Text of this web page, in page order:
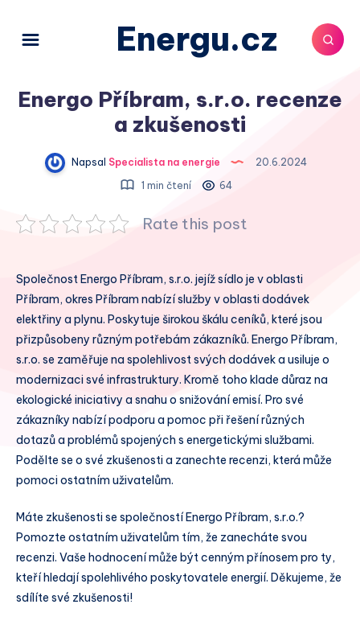
Energu.cz
Energo Příbram, s.r.o. recenze
a zkušenosti
Napsal Specialista na energie
20.6.2024
1 min čtení
64
Rate this post
Společnost Energo Příbram, s.r.o. jejíž sídlo je v oblasti
Příbram, okres Příbram nabízí služby v oblasti dodávek
elektřiny a plynu. Poskytuje širokou škálu ceníků, které jsou
přizpůsobeny různým potřebám zákazníků. Energo Příbram,
s.r.o. se zaměřuje na spolehlivost svých dodávek a usiluje o
modernizaci své infrastruktury. Kromě toho klade důraz na
ekologické iniciativy a snahu o snižování emisí. Pro své
zákazníky nabízí podporu a pomoc při řešení různých
dotazů a problémů spojených s energetickými službami.
Podělte se o své zkušenosti a zanechte recenzi, která může
pomoci ostatním uživatelům.
Máte zkušenosti se společností Energo Příbram, s.r.o.?
Pomozte ostatním uživatelům tím, že zanecháte svou
recenzi. Vaše hodnocení může být cenným přínosem pro ty,
kteří hledají spolehlivého poskytovatele energií. Děkujeme, že
sdílíte své zkušenosti!